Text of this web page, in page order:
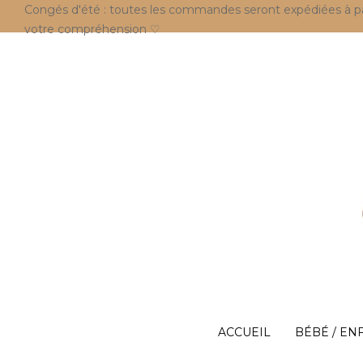
Congés d'été : toutes les commandes seront expédiées à
votre compréhension ♡
ACCUEIL BÉBÉ /